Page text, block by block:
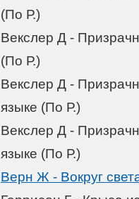
(По Р.)
Векслер Д -
(По Р.)
Векслер Д -
языке (По Р.)
Векслер Д -
языке (По Р.)
Верн Ж - Вокруг